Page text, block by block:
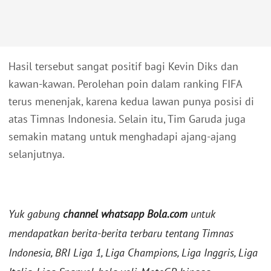
Hasil tersebut sangat positif bagi Kevin Diks dan
kawan-kawan. Perolehan poin dalam ranking FIFA
terus menenjak, karena kedua lawan punya posisi di
atas Timnas Indonesia. Selain itu, Tim Garuda juga
semakin matang untuk menghadapi ajang-ajang
selanjutnya.
Yuk gabung channel whatsapp Bola.com untuk
mendapatkan berita-berita terbaru tentang Timnas
Indonesia, BRI Liga 1, Liga Champions, Liga Inggris, Liga